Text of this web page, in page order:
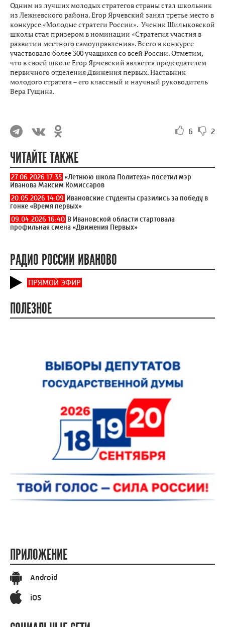
Одним из лучших молодых стратегов страны стал школьник
из Лежневского района. Егор Ярчевский занял третье место в
конкурсе «Молодые стратеги России». Ученик Шилыковской
школы стал призером в номинации «Стратегия участия в
развитии местного самоуправления». Всего в конкурсе
участвовало более 300 учащихся со всей России. Отметим,
что в своей школе Егор Ярчевский является председателем
первичного отделения Движения первых. Наставник
молодого стратега – его классный и научный руководитель
Вера Гущина.
6 2
ЧИТАЙТЕ ТАКЖЕ
27.06.2026 17:35 «Летнюю школа Политеха» посетил мэр
Иванова Максим Комиссаров
20.05.2026 14:09 Ивановские студенты сразились за победу в
гонке «Время первых»
09.04.2026 16:40 В Ивановской области стартовала
профильная смена «Движения Первых»
РАДИО РОССИИ ИВАНОВО
ПРЯМОЙ ЭФИР
ПОЛЕЗНОЕ
ПРИЛОЖЕНИЕ
Android
iOS